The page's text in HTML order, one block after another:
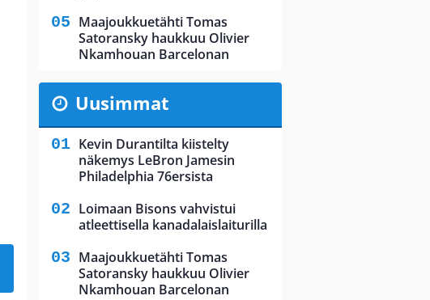
Maajoukkuetähti Tomas
Satoransky haukkuu Olivier
Nkamhouan Barcelonan
Uusimmat
Kevin Durantilta kiistelty
näkemys LeBron Jamesin
Philadelphia 76ersista
Loimaan Bisons vahvistui
atleettisella kanadalaislaiturilla
Maajoukkuetähti Tomas
Satoransky haukkuu Olivier
Nkamhouan Barcelonan